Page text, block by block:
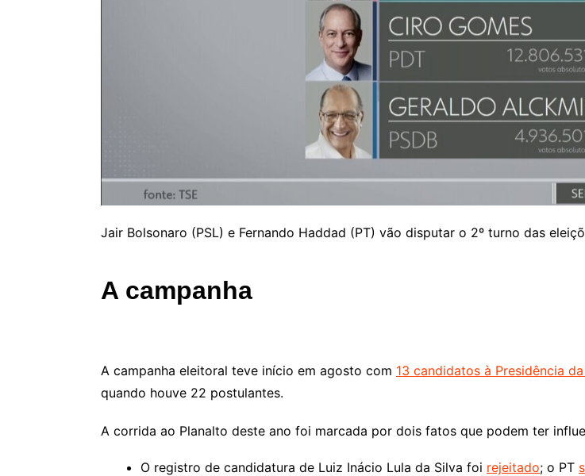
Jair Bolsonaro (PSL) e Fernando Haddad (PT) vão disputar o 2º turno das
A campanha
A campanha eleitoral teve início em agosto com 13 candidatos à Presidência
quando houve 22 postulantes.
A corrida ao Planalto deste ano foi marcada por dois fatos que podem ter
O registro de candidatura de Luiz Inácio Lula da Silva foi rejeitado; o PT